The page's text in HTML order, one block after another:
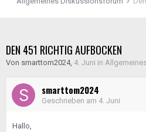
DEN 451 RICHTIG AUFBOCKEN
Von smarttom2024, 4. Juni in
smarttom2024
Geschrieben am 4. Juni
Hallo,